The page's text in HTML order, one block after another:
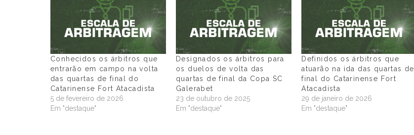
Conhecidos os árbitros que
entrarão em campo na volta
das quartas de final do
Catarinense Fort Atacadista
5 de fevereiro de 2026
Em "destaque"
Designados os árbitros para
os duelos de volta das
quartas de final da Copa SC
Galerabet
23 de outubro de 2025
Em "destaque"
Definidos os árbitros que
atuarão na ida das quartas de
final do Catarinense Fort
Atacadista
29 de janeiro de 2026
Em "destaque"